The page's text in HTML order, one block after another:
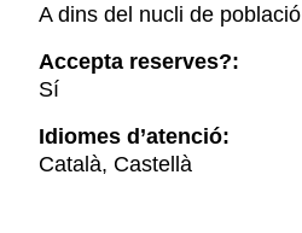
A dins del nucli de població
Accepta reserves?:
Sí
Idiomes d’atenció:
Català, Castellà